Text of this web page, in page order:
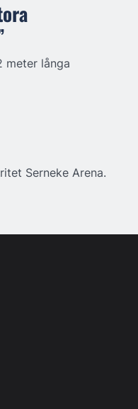
meter långa
Serneke Arena.